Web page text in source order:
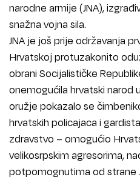
narodne armije (JNA),
snažna vojna sila.
JNA je još prije održavanja
Hrvatskoj protuzakonito
obrani Socijalističke
onemogućila hrvatski narod
oružje pokazalo se
hrvatskih policajaca i
zdravstvo – omogućio
velikosrpskim agresorima,
potpomognutima od strane